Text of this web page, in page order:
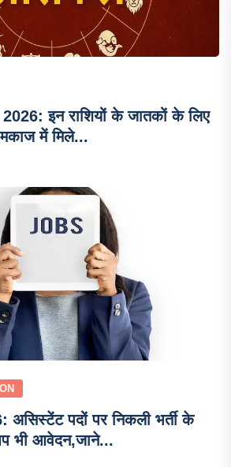
इन राशियों के जातकों के लिए
में मिले...
पदों पर निकली भर्ती के
भी आवेदन,जाने...